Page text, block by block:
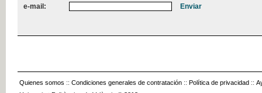
e-mail:
Quienes somos :: Condiciones generales de contratación :: Política de privacidad ::